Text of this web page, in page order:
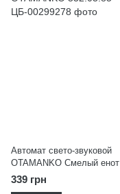
Автомат свето-звуковой
OTAMANKO Смелый енот
OTAMANKO 532.03.85
339 грн